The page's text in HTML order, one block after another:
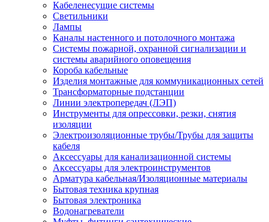
Кабеленесущие системы
Светильники
Лампы
Каналы настенного и потолочного монтажа
Системы пожарной, охранной сигнализации и
системы аварийного оповещения
Короба кабельные
Изделия монтажные для коммуникационных сетей
Трансформаторные подстанции
Линии электропередач (ЛЭП)
Инструменты для опрессовки, резки, снятия
изоляции
Электроизоляционные трубы/Трубы для защиты
кабеля
Аксессуары для канализационной системы
Аксессуары для электроинструментов
Арматура кабельная/Изоляционные материалы
Бытовая техника крупная
Бытовая электроника
Водонагреватели